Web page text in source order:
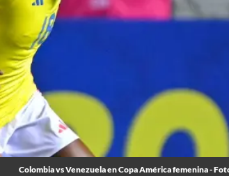
Colombia vs Venezuela en Copa América femenina -